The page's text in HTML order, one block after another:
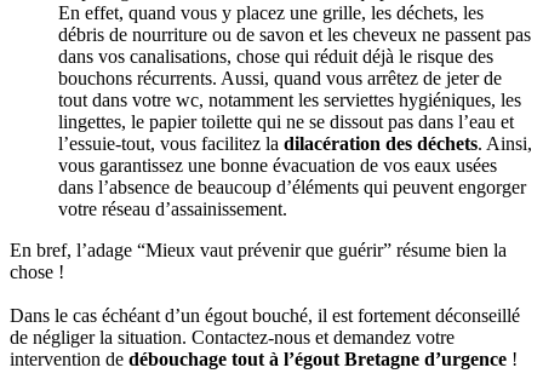
En effet, quand vous y placez une grille, les déchets, les
débris de nourriture ou de savon et les cheveux ne passent pas
dans vos canalisations, chose qui réduit déjà le risque des
bouchons récurrents. Aussi, quand vous arrêtez de jeter de
tout dans votre wc, notamment les serviettes hygiéniques, les
lingettes, le papier toilette qui ne se dissout pas dans l’eau et
l’essuie-tout, vous facilitez la dilacération des déchets. Ainsi,
vous garantissez une bonne évacuation de vos eaux usées
dans l’absence de beaucoup d’éléments qui peuvent engorger
votre réseau d’assainissement.
En bref, l’adage “Mieux vaut prévenir que guérir” résume bien la
chose !
Dans le cas échéant d’un égout bouché, il est fortement déconseillé
de négliger la situation. Contactez-nous et demandez votre
intervention de débouchage tout à l’égout Bretagne d’urgence !